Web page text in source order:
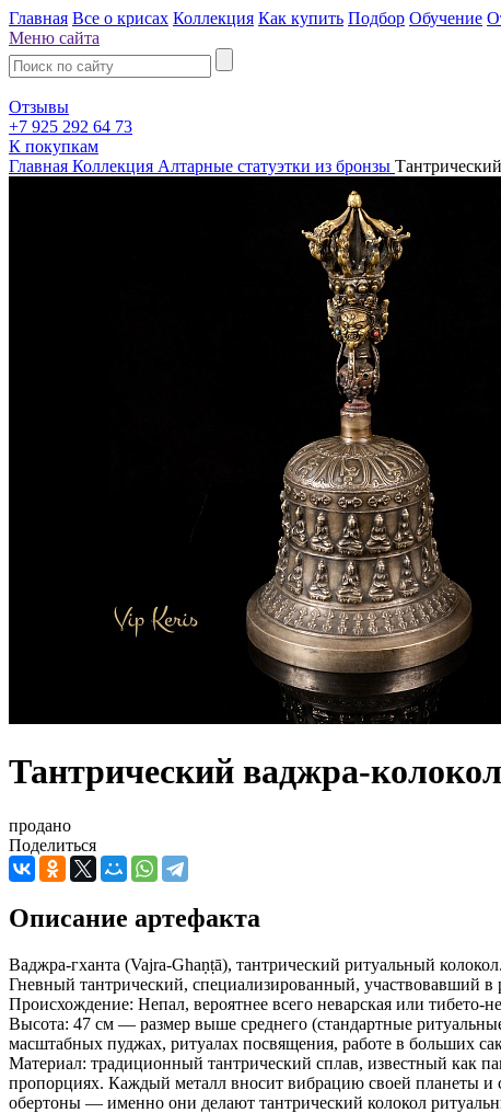
Главная Все о крисах Коллекция Как купить Подбор Обучение
Меню сайта
Отзывы
+7 925 292 64 73
К покупкам
Главная Коллекция Алтарные статуэтки из бронзы
Тантрический ваджра-
продано
Поделиться
Описание артефакта
Ваджра-гханта (Vajra-Ghaṇṭā), тантрический ритуальный колокол.
Гневный тантрический, специализированный, участвовавший
Происхождение: Непал, вероятнее всего неварская или тибето-
Высота: 47 см — размер выше среднего (стандартные
масштабных пуджах, ритуалах посвящения, работе в больших
Материал: традиционный тантрический сплав, известный как
пропорциях. Каждый металл вносит вибрацию своей планеты и
обертоны — именно они делают тантрический колокол